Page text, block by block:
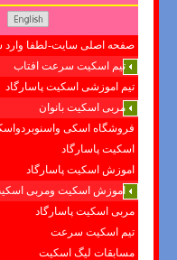
صفحه اصلی سایت-لطفا وارد
تیم اسکیت سرعت افتاب
تیم اموزشی اسکیت پاسارگاد
مربی اسکیت بانوان
فروشگاه اسکی
اسکیت پاسارگاد
اموزش اسکیت پاسارگاد
اموزش اسکیت ومربی
مربی اسکیت پاسارگاد
تیم اسکیت سرعت
مسابقات لیگ اسکیت